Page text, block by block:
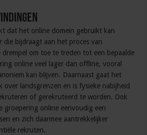
dat het online domein gebruikt kan
die bijdraagt aan het proces van
om toe te treden tot een bepaalde
online veel lager dan offline, vooral
kan blijven. Daarnaast gaat het
over landsgrenzen en is fysieke nabijheid
of gerekruteerd te worden. Ook
groepering online eenvoudig een
en zich daarmee aantrekkelijker
rekruten.